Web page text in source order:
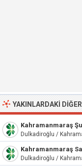
YAKINLARDAKI
Kahramanmaraş
Dulkadiroğlu /
Kahramanmaraş
Dulkadiroğlu /